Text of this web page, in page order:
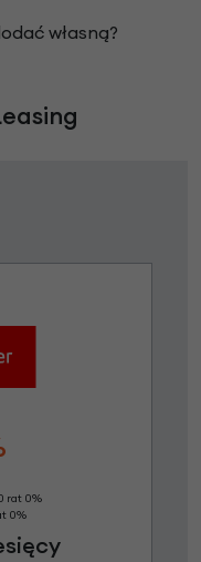
własną?
rat 0%
0%